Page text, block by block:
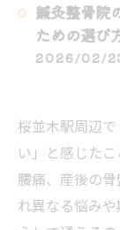
鍼灸整骨院
ための選び
2026/02/
桜並木駅周辺
い」と感じた
腰痛、産後の
れ異なる悩み